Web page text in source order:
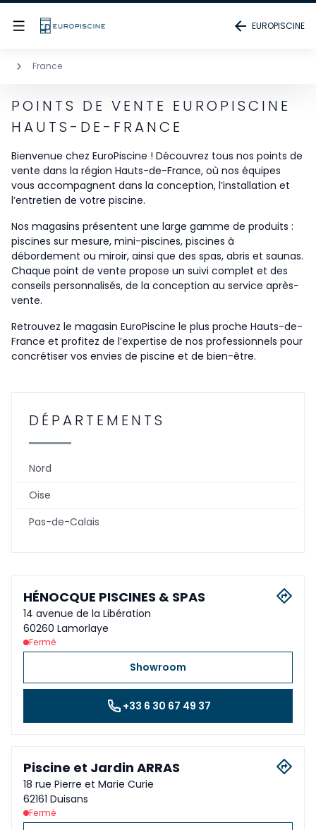
EUROPISCINE
France
POINTS DE VENTE EUROPISCINE
HAUTS-DE-FRANCE
Bienvenue chez EuroPiscine ! Découvrez tous nos points de
vente dans la région Hauts-de-France, où nos équipes
vous accompagnent dans la conception, l’installation et
l’entretien de votre piscine.
Nos magasins présentent une large gamme de produits :
piscines sur mesure, mini-piscines, piscines à
débordement ou miroir, ainsi que des spas, abris et saunas.
Chaque point de vente propose un suivi complet et des
conseils personnalisés, de la conception au service après-
vente.
Retrouvez le magasin EuroPiscine le plus proche Hauts-de-
France et profitez de l’expertise de nos professionnels pour
concrétiser vos envies de piscine et de bien-être.
DÉPARTEMENTS
Nord
Oise
Pas-de-Calais
HÉNOCQUE PISCINES & SPAS
14 avenue de la Libération
60260 Lamorlaye
Fermé
Showroom
+33 6 30 67 49 37
Piscine et Jardin ARRAS
18 rue Pierre et Marie Curie
62161 Duisans
Fermé